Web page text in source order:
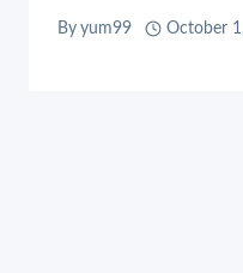
By yum99 October